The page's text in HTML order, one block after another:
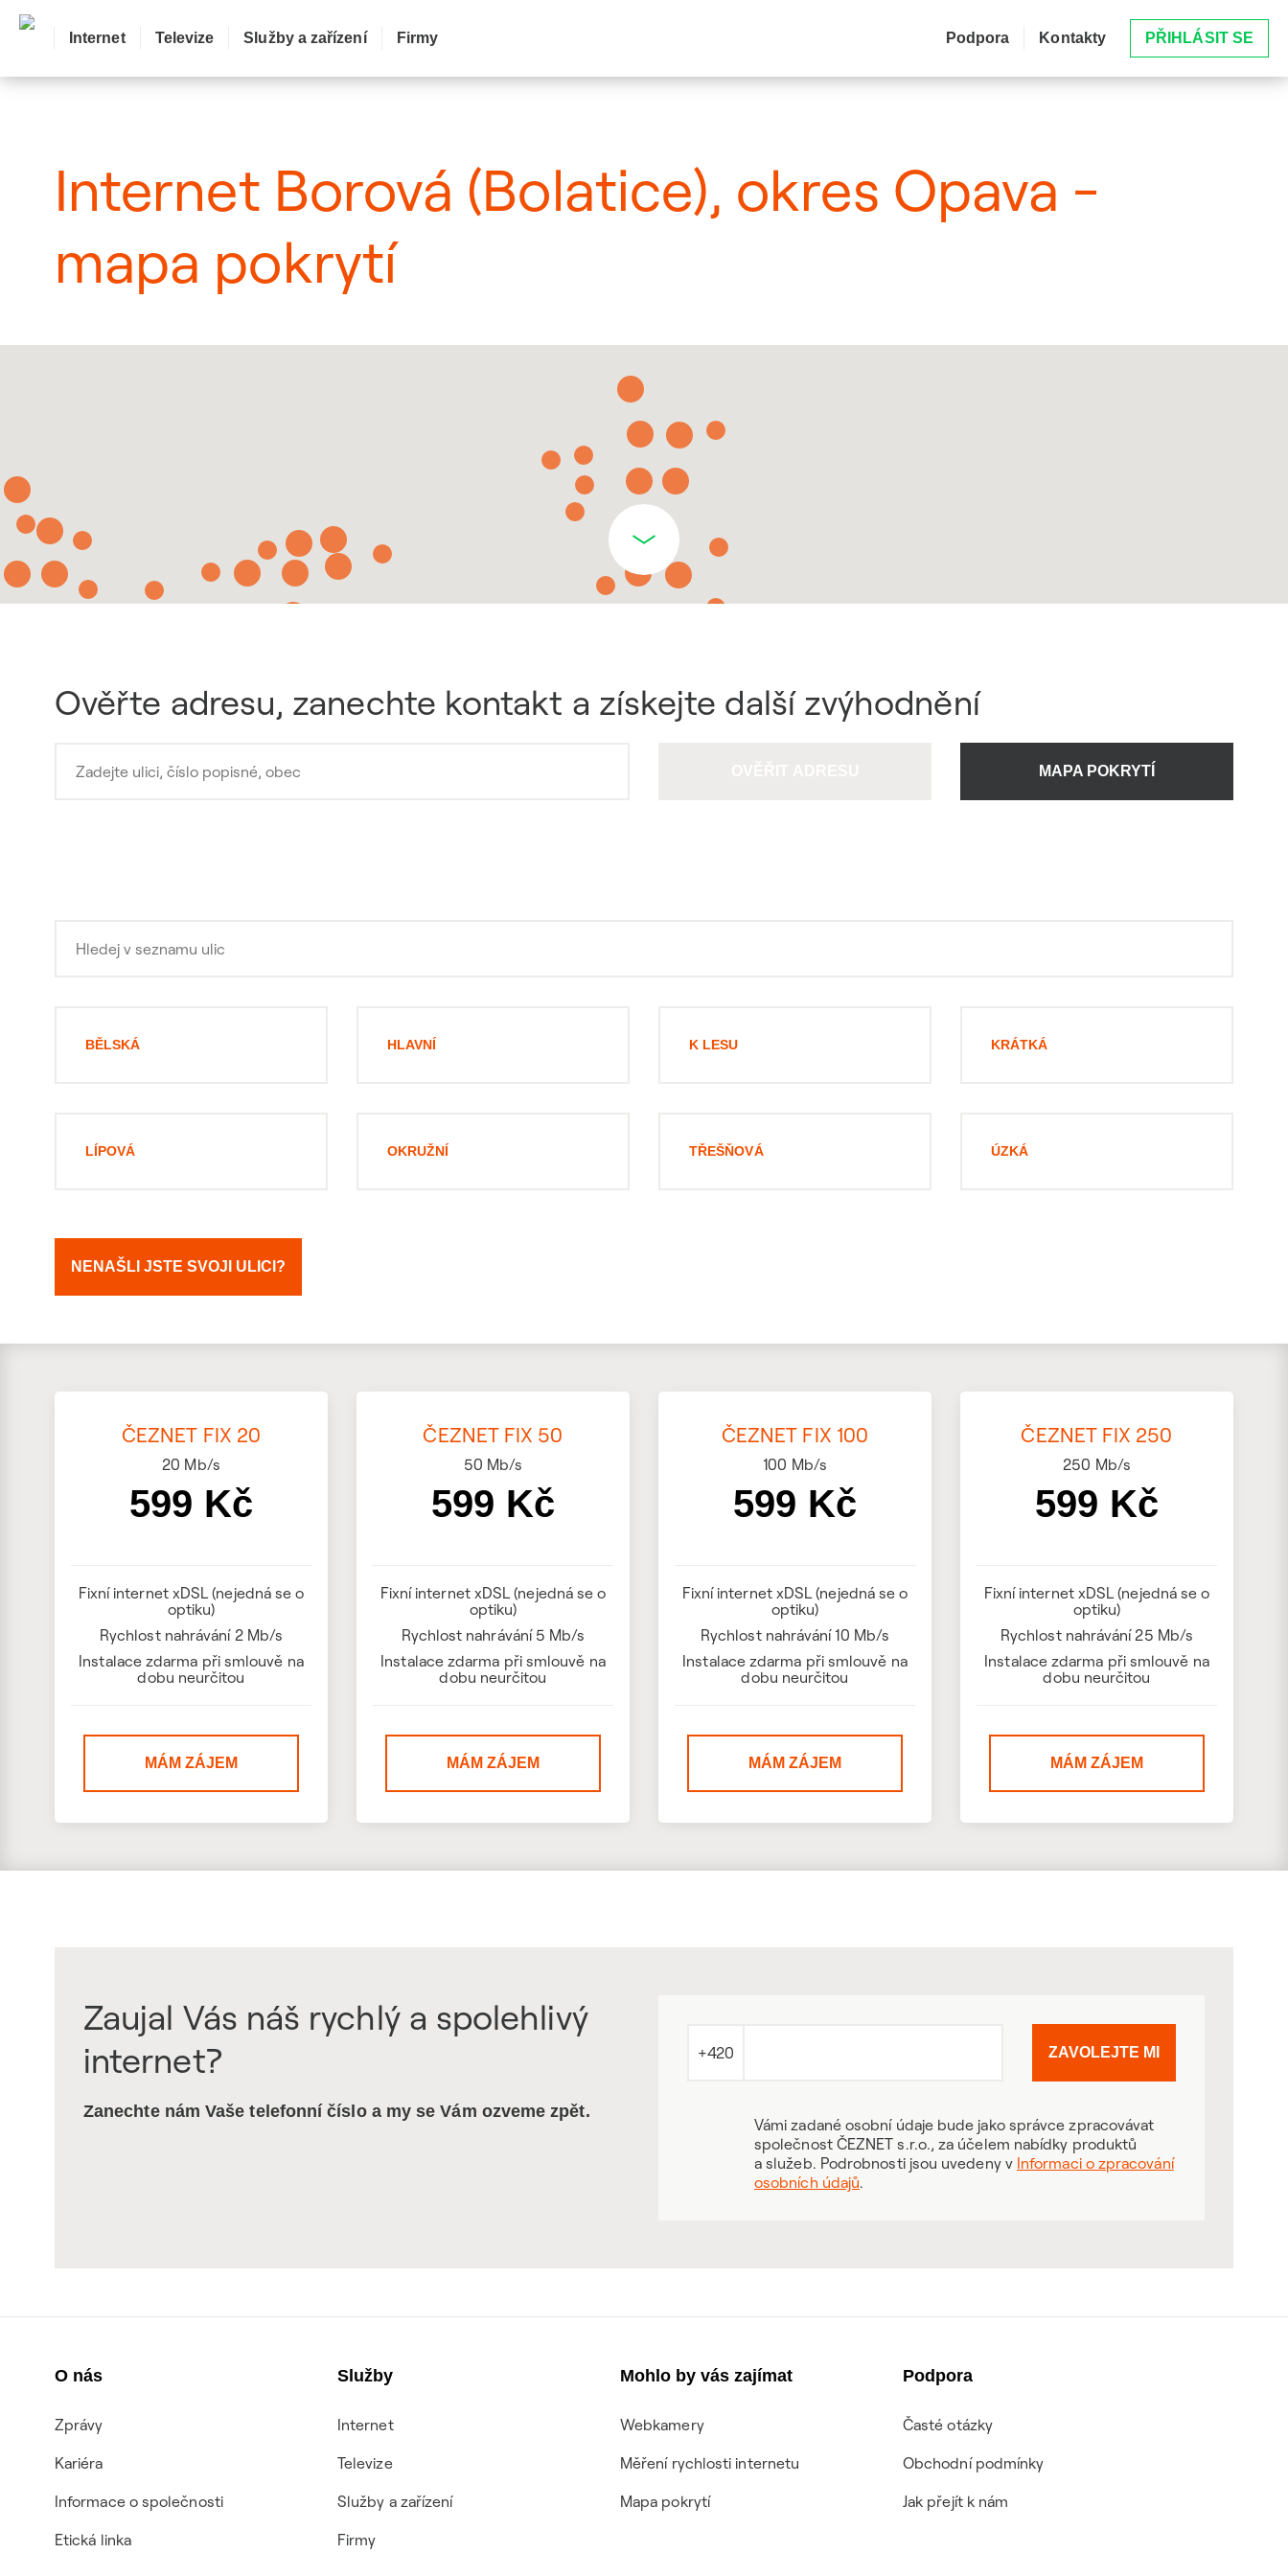
Internet Televize Služby a zařízení Firmy Podpora Kontakty PŘIHLÁSIT SE
Internet Borová (Bolatice), okres Opava -
mapa pokrytí
Ověřte adresu, zanechte kontakt a získejte další zvýhodnění
MAPA POKRYTÍ
BĚLSKÁ HLAVNÍ K LESU KRÁTKÁ
LÍPOVÁ OKRUŽNÍ TŘEŠŇOVÁ ÚZKÁ
NENAŠLI JSTE SVOJI ULICI?
ČEZNET FIX 20
20 Mb/s
599 Kč
Fixní internet xDSL (nejedná se o
optiku)
Rychlost nahrávání 2 Mb/s
Instalace zdarma při smlouvě na
dobu neurčitou
MÁM ZÁJEM
ČEZNET FIX 50
50 Mb/s
599 Kč
Fixní internet xDSL (nejedná se o
optiku)
Rychlost nahrávání 5 Mb/s
Instalace zdarma při smlouvě na
dobu neurčitou
MÁM ZÁJEM
ČEZNET FIX 100
100 Mb/s
599 Kč
Fixní internet xDSL (nejedná se o
optiku)
Rychlost nahrávání 10 Mb/s
Instalace zdarma při smlouvě na
dobu neurčitou
MÁM ZÁJEM
ČEZNET FIX 250
250 Mb/s
599 Kč
Fixní internet xDSL (nejedná se o
optiku)
Rychlost nahrávání 25 Mb/s
Instalace zdarma při smlouvě na
dobu neurčitou
MÁM ZÁJEM
Zaujal Vás náš rychlý a spolehlivý
internet?
Zanechte nám Vaše telefonní číslo a my se Vám ozveme zpět.
+420
Vámi zadané osobní údaje bude jako správce zpracovávat
společnost ČEZNET s.r.o., za účelem nabídky produktů
a služeb. Podrobnosti jsou uvedeny v Informaci o zpracování
osobních údajů.
ZAVOLEJTE MI
: Mapa pokrytí město
O nás
Zprávy
Kariéra
Informace o společnosti
Etická linka
Služby
Internet
Televize
Služby a zařízení
Firmy
Mohlo by vás zajímat
Webkamery
Měření rychlosti internetu
Mapa pokrytí
Podpora
Časté otázky
Obchodní podmínky
Jak přejít k nám